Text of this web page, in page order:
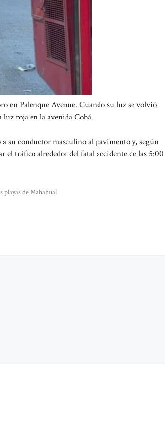
en Palenque Avenue. Cuando su luz se volvió
roja en la avenida Cobá.
su conductor masculino al pavimento y, según
el tráfico alrededor del fatal accidente de las 5:00
playas de Mahahual